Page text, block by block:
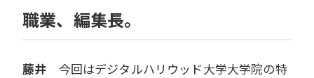
職業、編集長。
藤井 今回はデジタルハリウッド大学大学院の特